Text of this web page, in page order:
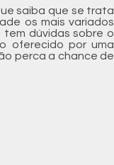
saiba que se trata
os mais variados
dúvidas sobre o
oferecido por uma
perca a chance de